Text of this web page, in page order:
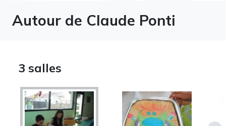
Autour de Claude Ponti
3 salles